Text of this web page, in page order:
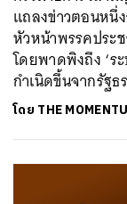
แถลงข่าวตอนห
หัวหน้าพรรคประ
โดยพาดพิงถึง ‘ร
กำเนิดขึ้นจากรัฐ
โดย THE